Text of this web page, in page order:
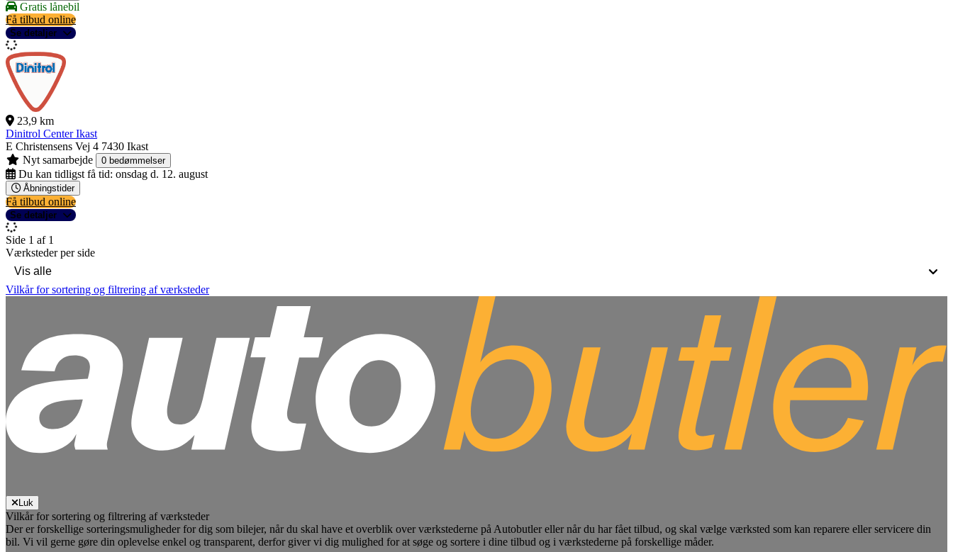
Gratis lånebil
Få tilbud online
Se detaljer
23,9 km
Dinitrol Center Ikast
E Christensens Vej 4 7430 Ikast
Nyt samarbejde
0 bedømmelser
Du kan tidligst få tid: onsdag d. 12. august
Åbningstider
Få tilbud online
Se detaljer
Side 1 af 1
Værksteder per side
Vilkår for sortering og filtrering af værksteder
Luk
Vilkår for sortering og filtrering af værksteder
Der er forskellige sorteringsmuligheder for dig som bilejer, når du skal have et overblik over værkstederne på Autobutler eller når du har fået tilbud, og skal vælge værksted som kan reparere eller servicere din
bil. Vi vil gerne gøre din oplevelse enkel og transparent, derfor giver vi dig mulighed for at søge og sortere i dine tilbud og i værkstederne på forskellige måder.